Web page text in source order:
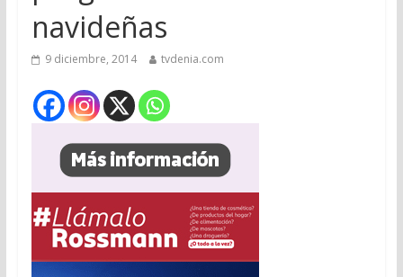
navideñas
9 diciembre, 2014 tvdenia.com